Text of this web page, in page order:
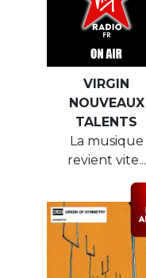
VIRGIN
NOUVEAUX
TALENTS
La musique
revient vite...